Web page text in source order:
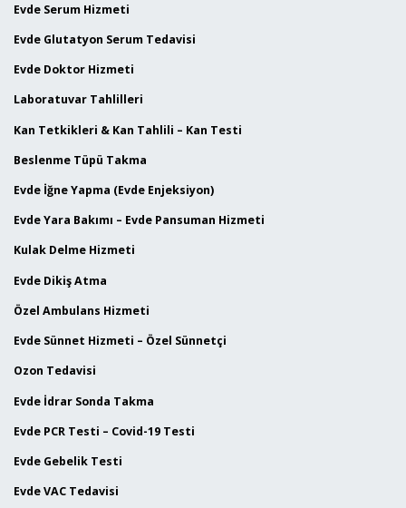
Evde Serum Hizmeti
Evde Glutatyon Serum Tedavisi
Evde Doktor Hizmeti
Laboratuvar Tahlilleri
Kan Tetkikleri & Kan Tahlili – Kan Testi
Beslenme Tüpü Takma
Evde İğne Yapma (Evde Enjeksiyon)
Evde Yara Bakımı – Evde Pansuman Hizmeti
Kulak Delme Hizmeti
Evde Dikiş Atma
Özel Ambulans Hizmeti
Evde Sünnet Hizmeti – Özel Sünnetçi
Ozon Tedavisi
Evde İdrar Sonda Takma
Evde PCR Testi – Covid-19 Testi
Evde Gebelik Testi
Evde VAC Tedavisi